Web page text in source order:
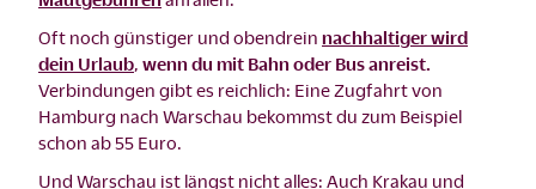
Oft noch günstiger und obendrein nachhaltiger wird
dein Urlaub wenn du mit Bahn oder Bus anreist.
Verbindungen gibt es reichlich: Eine Zugfahrt von
Hamburg nach Warschau bekommst du zum Beispiel
schon ab 55 Euro.
Und Warschau ist längst nicht alles: Auch Krakau und